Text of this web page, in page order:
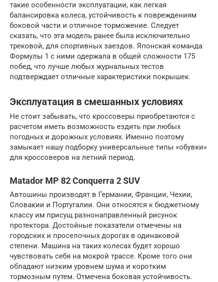
такие особенности эксплуатации, как легкая
балансировка колеса, устойчивость к повреждениям
боковой части и отличное торможение. Следует
сказать, что эта модель ранее была исключительно
трековой, для спортивных заездов. Японская команда
Формулы 1 с ними одержала в общей сложности 175
побед, что лучше любых журнальных тестов
подтверждает отличные характеристики покрышек.
Эксплуатация в смешанных условиях
Не стоит забывать, что кроссоверы приобретаются с
расчетом иметь возможность ездить при любых
погодных и дорожных условиях. Именно поэтому
замыкает нашу подборку универсальные типы «обувки»
для кроссоверов на летний период.
Matador MP 82 Conquerra 2 SUV
Автошины производят в Германии, Франции, Чехии,
Словакии и Португалии. Они относятся к бюджетному
классу им присущ разнонаправленный рисунок
протектора. Достойные показатели отмечены на
городских и проселочных дорогах в одинаковой
степени. Машина на таких колесах будет хорошо
чувствовать себя на мокрой трассе. Кроме того они
обладают низким уровнем шума и коротким
тормозным путем. Отмечена боковая устойчивость.